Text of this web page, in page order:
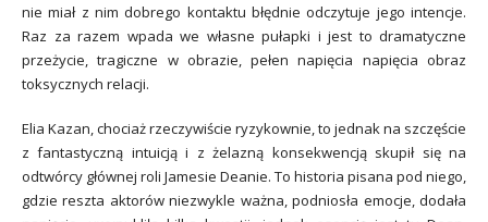
nie miał z nim dobrego kontaktu błędnie odczytuje jego intencje.
Raz za razem wpada we własne pułapki i jest to dramatyczne
przeżycie, tragiczne w obrazie, pełen napięcia napięcia obraz
toksycznych relacji.
Elia Kazan, chociaż rzeczywiście ryzykownie, to jednak na szczęście
z fantastyczną intuicją i z żelazną konsekwencją skupił się na
odtwórcy głównej roli Jamesie Deanie. To historia pisana pod niego,
gdzie reszta aktorów niezwykle ważna, podniosła emocje, dodała